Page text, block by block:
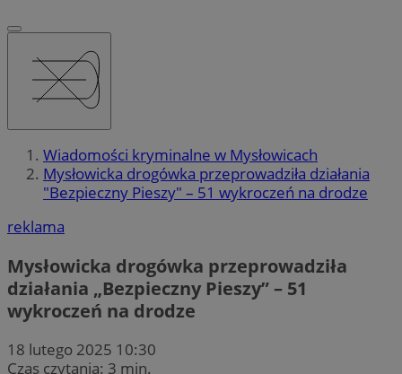
Wiadomości kryminalne w Mysłowicach
Mysłowicka drogówka przeprowadziła działania
"Bezpieczny Pieszy" – 51 wykroczeń na drodze
reklama
Mysłowicka drogówka przeprowadziła
działania „Bezpieczny Pieszy” – 51
wykroczeń na drodze
18 lutego 2025 10:30
Czas czytania: 3 min.